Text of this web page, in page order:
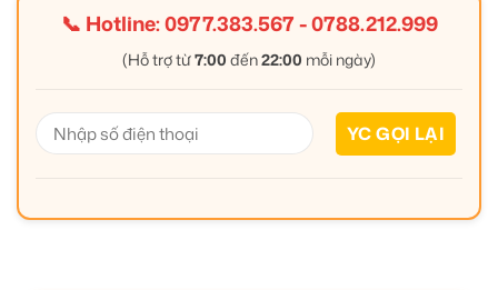
📞 Hotline:0977.383.567-0788.212.999
(Hỗ trợ từ7:00 đến22:00 mỗi ngày)